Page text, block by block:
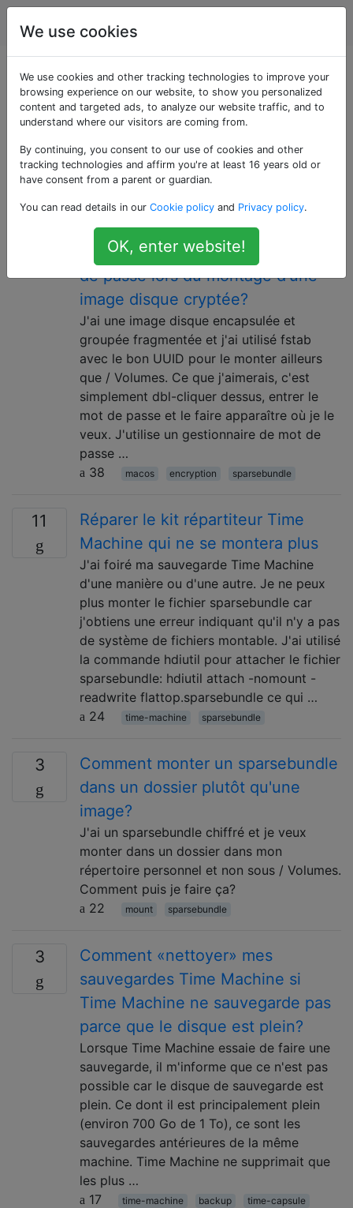
Apple
Questions marquées
«sparsebundle»
Un type d'image disque qui utilise des bandes pour
stocker des fichiers, permettant ainsi à l'image disque
Pourquoi ne puis-je pas coller
dans la boîte de dialogue de mot
de passe lors du montage d'une
image disque cryptée?
J'ai une image disque encapsulée et
groupée fragmentée et j'ai utilisé fstab
avec le bon UUID pour le monter ailleurs
que / Volumes. Ce que j'aimerais, c'est
simplement dbl-cliquer dessus, entrer le
mot de passe et le faire apparaître où je le
veux. J'utilise un gestionnaire de mot de
passe …
38
macos encryption sparsebundle
11
Réparer le kit répartiteur Time
Machine qui ne se montera plus
J'ai foiré ma sauvegarde Time Machine
d'une manière ou d'une autre. Je ne peux
plus monter le fichier sparsebundle car
j'obtiens une erreur indiquant qu'il n'y a pas
de système de fichiers montable. J'ai utilisé
la commande hdiutil pour attacher le fichier
sparsebundle: hdiutil attach -nomount -
readwrite flattop.sparsebundle ce qui …
24
time-machine sparsebundle
3
Comment monter un sparsebundle
dans un dossier plutôt qu'une
image?
J'ai un sparsebundle chiffré et je veux
monter dans un dossier dans mon
répertoire personnel et non sous / Volumes.
Comment puis je faire ça?
22
mount sparsebundle
3
Comment «nettoyer» mes
sauvegardes Time Machine si
Time Machine ne sauvegarde pas
parce que le disque est plein?
Lorsque Time Machine essaie de faire une
sauvegarde, il m'informe que ce n'est pas
possible car le disque de sauvegarde est
plein. Ce dont il est principalement plein
(environ 700 Go de 1 To), ce sont les
sauvegardes antérieures de la même
machine. Time Machine ne supprimait que
les plus …
17
time-machine backup
time-capsule
We use cookies
We use cookies and other tracking technologies to improve your
browsing experience on our website, to show you personalized
content and targeted ads, to analyze our website traffic, and to
understand where our visitors are coming from.
By continuing, you consent to our use of cookies and other
tracking technologies and affirm you're at least 16 years old or
have consent from a parent or guardian.
You can read details in our Cookie policy and Privacy policy.
OK, enter website!